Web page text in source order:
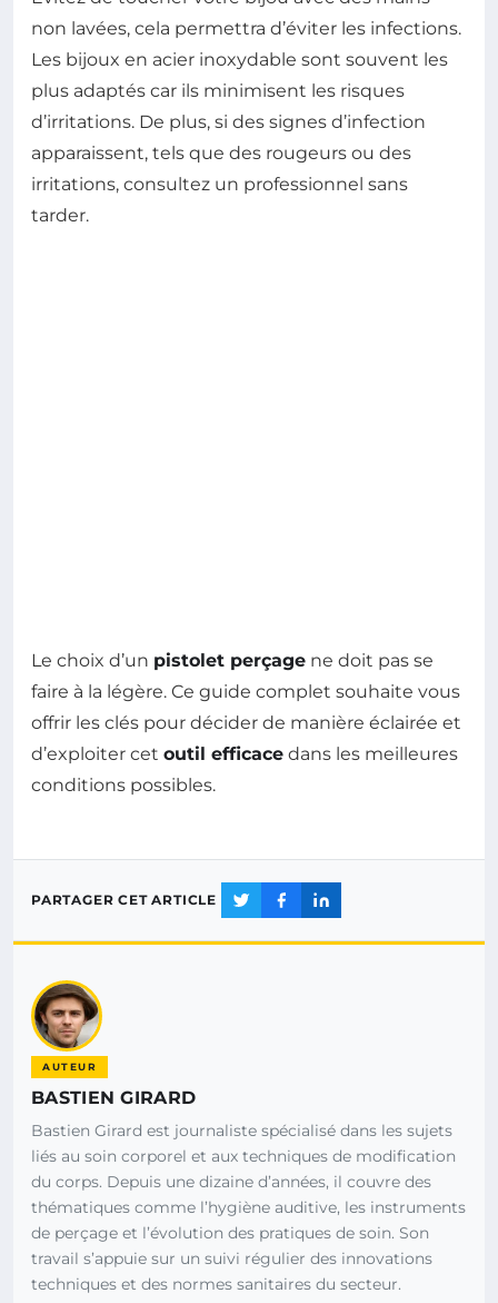
non lavées, cela permettra d’éviter les infections.
Les bijoux en acier inoxydable sont souvent les
plus adaptés car ils minimisent les risques
d’irritations. De plus, si des signes d’infection
apparaissent, tels que des rougeurs ou des
irritations, consultez un professionnel sans
tarder.
Le choix d’un pistolet perçage ne doit pas se
faire à la légère. Ce guide complet souhaite vous
offrir les clés pour décider de manière éclairée et
d’exploiter cet outil efficace dans les meilleures
conditions possibles.
PARTAGER CET ARTICLE
AUTEUR
BASTIEN GIRARD
Bastien Girard est journaliste spécialisé dans les sujets
liés au soin corporel et aux techniques de modification
du corps. Depuis une dizaine d’années, il couvre des
thématiques comme l’hygiène auditive, les instruments
de perçage et l’évolution des pratiques de soin. Son
travail s’appuie sur un suivi régulier des innovations
techniques et des normes sanitaires du secteur.